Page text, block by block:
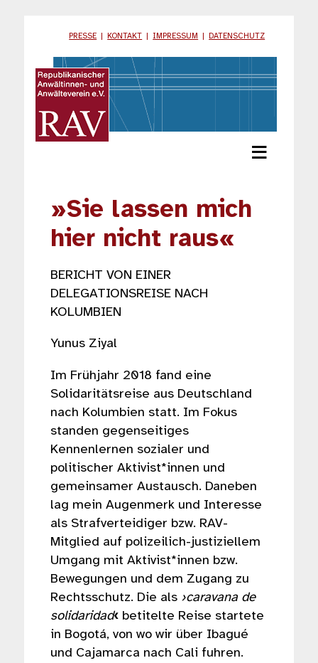
PRESSE KONTAKT |IMPRESSUM DATENSCHUTZ
≡
»Sie lassen mich
hier nicht raus«
BERICHT VON EINER
DELEGATIONSREISE NACH
KOLUMBIEN
Yunus Ziyal
Im Frühjahr 2018 fand eine
Solidaritätsreise aus Deutschland
nach Kolumbien statt. Im Fokus
standen gegenseitiges
Kennenlernen sozialer und
politischer Aktivist*innen und
gemeinsamer Austausch. Daneben
lag mein Augenmerk und Interesse
als Strafverteidiger bzw. RAV-
Mitglied auf polizeilich-justiziellem
Umgang mit Aktivist*innen bzw.
Bewegungen und dem Zugang zu
Rechtsschutz. Die als ›caravana de
solidaridad‹ betitelte Reise startete
in Bogotá, von wo wir über Ibagué
und Cajamarca nach Cali fuhren.